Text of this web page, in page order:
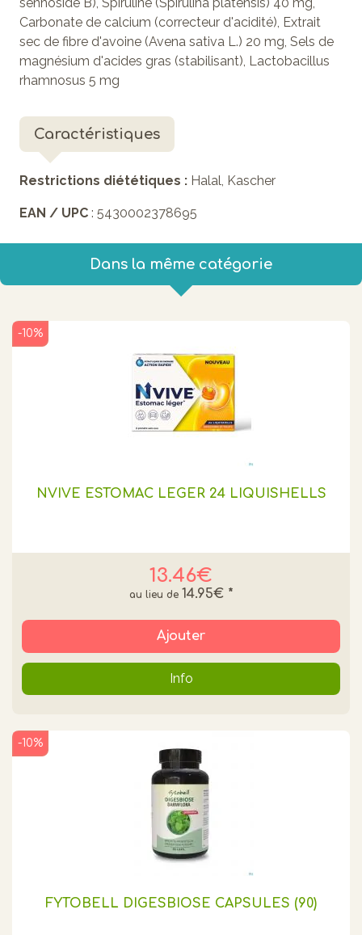
Carbonate de calcium (correcteur d'acidité), Extrait
sec de fibre d'avoine (Avena sativa L.) 20 mg, Sels de
magnésium d'acides gras (stabilisant), Lactobacillus
rhamnosus 5 mg
Caractéristiques
Restrictions diététiques : Halal, Kascher
EAN / UPC : 5430002378695
Dans la même catégorie
NVIVE ESTOMAC LEGER 24 LIQUISHELLS
13.46€
-10%
14.95€ *
Ajouter
Info
FYTOBELL DIGESBIOSE CAPSULES (90)
-10%